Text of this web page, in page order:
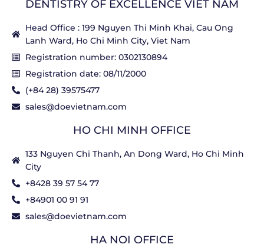
DENTISTRY OF EXCELLENCE VIET NAM
Head Office : 199 Nguyen Thi Minh Khai, Cau Ong
Lanh Ward, Ho Chi Minh City, Viet Nam
Registration number: 0302130894
Registration date: 08/11/2000
(+84 28) 39575477
sales@doevietnam.com
HO CHI MINH OFFICE
133 Nguyen Chi Thanh, An Dong Ward, Ho Chi Minh
City
+8428 39 57 54 77
+84901 00 91 91
sales@doevietnam.com
HA NOI OFFICE